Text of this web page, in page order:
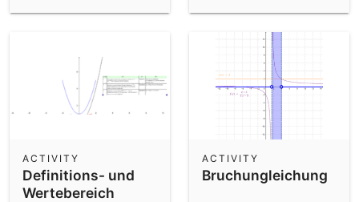
Definitions- und
Wertebereich
ACTIVITY
Bruchungleichung
ACTIVITY